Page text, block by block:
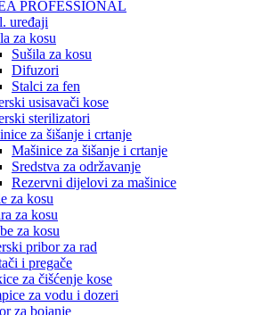
PROFESSIONAL
uređaji
za kosu
Sušila za kosu
Difuzori
Stalci za fen
usisavači kose
sterilizatori
za šišanje i crtanje
Mašinice za šišanje i crtanje
Sredstva za održavanje
Rezervni dijelovi za mašinice
za kosu
za kosu
za kosu
pribor za rad
i pregače
za čišćenje kose
za vodu i dozeri
za bojanje